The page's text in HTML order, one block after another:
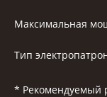
Максимальная
Тип
* Рекомендуемый